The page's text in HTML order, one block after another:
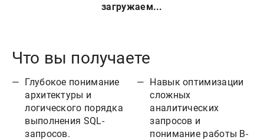
загружаем...
Что вы получаете
Глубокое понимание
архитектуры и
логического порядка
выполнения SQL-
запросов.
Навык оптимизации
сложных
аналитических
запросов и
понимание работы B-